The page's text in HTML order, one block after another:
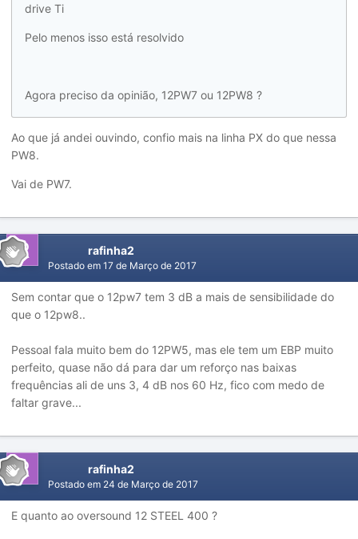
drive Ti
Pelo menos isso está resolvido
Agora preciso da opinião, 12PW7 ou 12PW8 ?
Ao que já andei ouvindo, confio mais na linha PX do que nessa
PW8.
Vai de PW7.
rafinha2
Postado em 17 de Março de 2017
Sem contar que o 12pw7 tem 3 dB a mais de sensibilidade do
que o 12pw8..
Pessoal fala muito bem do 12PW5, mas ele tem um EBP muito
perfeito, quase não dá para dar um reforço nas baixas
frequências ali de uns 3, 4 dB nos 60 Hz, fico com medo de
faltar grave...
rafinha2
Postado em 24 de Março de 2017
E quanto ao oversound 12 STEEL 400 ?